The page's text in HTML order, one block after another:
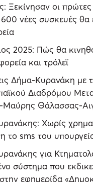
Ξεκίνησαν οι
νέες συσκευές θα
2025: Πώς θα
και τρόλεϊ
Δήμα-Κυρανάκη με
Διαδρόμου
Μαύρης Θάλασσας-
Χωρίς
το sms του
για
σύστημα που
εφημερίδα